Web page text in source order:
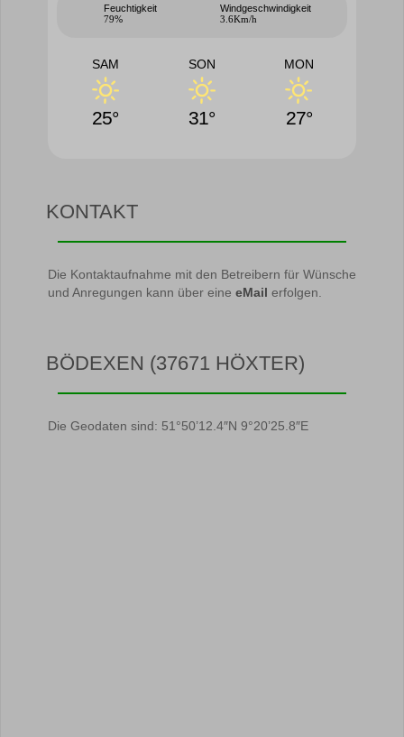
Feuchtigkeit
79%
Windgeschwindigkeit
3.6Km/h
SAM
25°
SON
31°
MON
27°
KONTAKT
Die Kontaktaufnahme mit den Betreibern für Wünsche
und Anregungen kann über eine eMail erfolgen.
BÖDEXEN (37671 HÖXTER)
Die Geodaten sind: 51°50’12.4″N 9°20’25.8″E